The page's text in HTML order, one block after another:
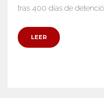
tras 400 días de
LEER